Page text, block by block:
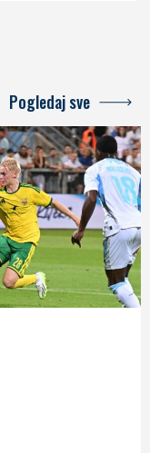
Pogledaj sve